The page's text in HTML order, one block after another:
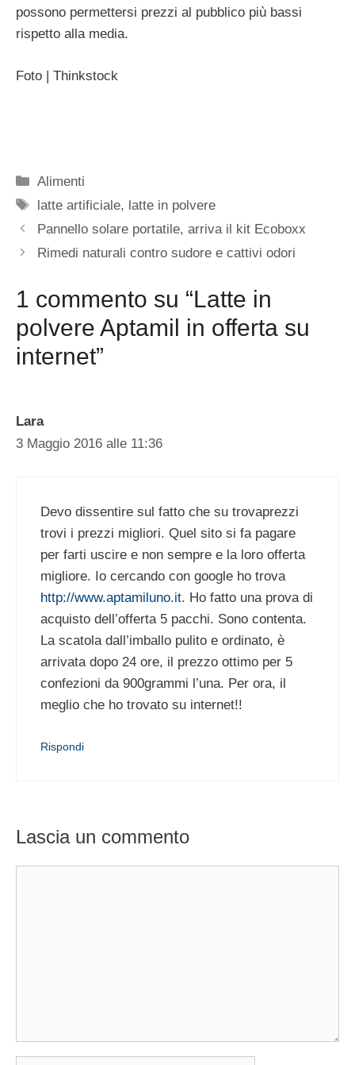
possono permettersi prezzi al pubblico più bassi
rispetto alla media.
Foto | Thinkstock
Categorie
Alimenti
Tag
latte artificiale, latte in polvere
Pannello solare portatile, arriva il kit Ecoboxx
Rimedi naturali contro sudore e cattivi odori
1 commento su “Latte in
polvere Aptamil in offerta su
internet”
Lara
3 Maggio 2016 alle 11:36
Devo dissentire sul fatto che su trovaprezzi
trovi i prezzi migliori. Quel sito si fa pagare
per farti uscire e non sempre e la loro offerta
migliore. Io cercando con google ho trova
http://www.aptamiluno.it. Ho fatto una prova di
acquisto dell’offerta 5 pacchi. Sono contenta.
La scatola dall’imballo pulito e ordinato, è
arrivata dopo 24 ore, il prezzo ottimo per 5
confezioni da 900grammi l’una. Per ora, il
meglio che ho trovato su internet!!
Rispondi
Lascia un commento